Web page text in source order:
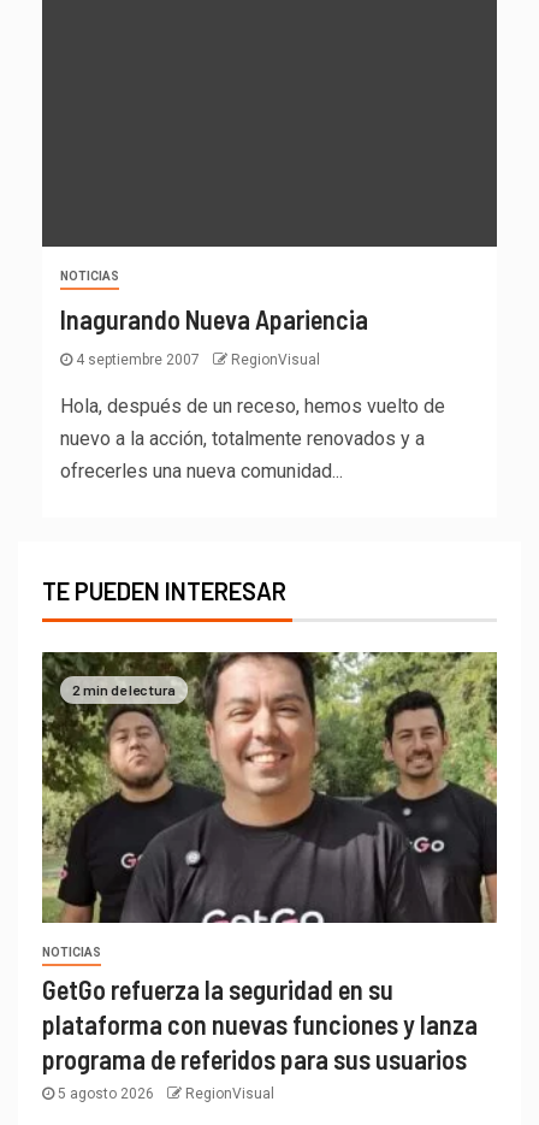
NOTICIAS
Inagurando Nueva Apariencia
4 septiembre 2007 RegionVisual
Hola, después de un receso, hemos vuelto de
nuevo a la acción, totalmente renovados y a
ofrecerles una nueva comunidad...
TE PUEDEN INTERESAR
2 min de lectura
NOTICIAS
GetGo refuerza la seguridad en su
plataforma con nuevas funciones y lanza
programa de referidos para sus usuarios
5 agosto 2026 RegionVisual